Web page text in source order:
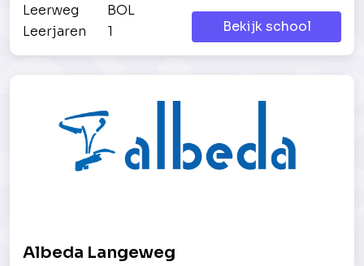
Leerweg
BOL
Leerjaren
1 Bekijk school
Albeda Langeweg